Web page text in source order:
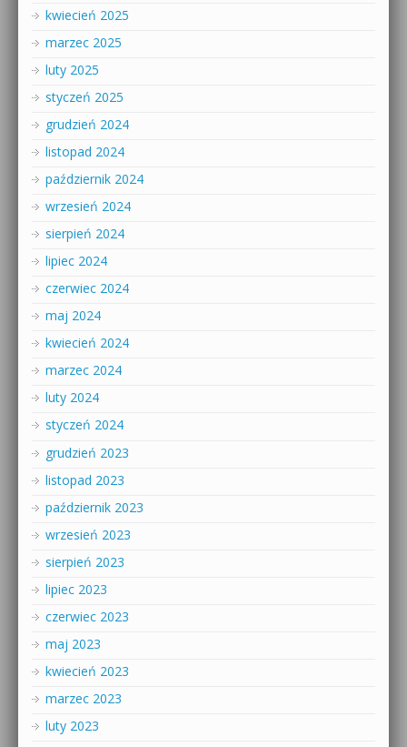
kwiecień 2025
marzec 2025
luty 2025
styczeń 2025
grudzień 2024
listopad 2024
październik 2024
wrzesień 2024
sierpień 2024
lipiec 2024
czerwiec 2024
maj 2024
kwiecień 2024
marzec 2024
luty 2024
styczeń 2024
grudzień 2023
listopad 2023
październik 2023
wrzesień 2023
sierpień 2023
lipiec 2023
czerwiec 2023
maj 2023
kwiecień 2023
marzec 2023
luty 2023